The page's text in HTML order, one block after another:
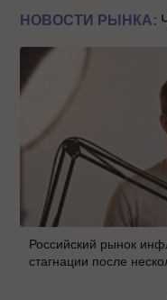
НОВОСТИ РЫНКА:
Российский рынок
стагнации после